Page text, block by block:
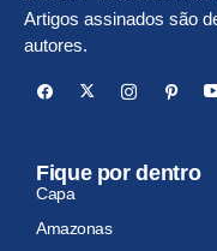
Artigos assinados são
autores.
Fique por dentro
Capa
Amazonas